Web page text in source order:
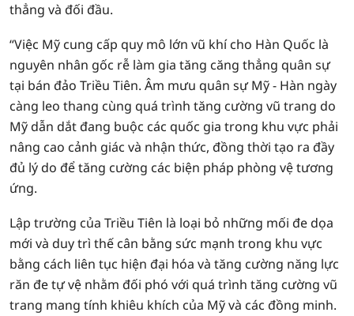
thẳng và đối đầu.
“Việc Mỹ cung cấp quy mô lớn vũ khí cho Hàn Quốc là
nguyên nhân gốc rễ làm gia tăng căng thẳng quân sự
tại bán đảo Triều Tiên. Âm mưu quân sự Mỹ - Hàn ngày
càng leo thang cùng quá trình tăng cường vũ trang do
Mỹ dẫn dắt đang buộc các quốc gia trong khu vực phải
nâng cao cảnh giác và nhận thức, đồng thời tạo ra đầy
đủ lý do để tăng cường các biện pháp phòng vệ tương
ứng.
Lập trường của Triều Tiên là loại bỏ những mối đe dọa
mới và duy trì thế cân bằng sức mạnh trong khu vực
bằng cách liên tục hiện đại hóa và tăng cường năng lực
răn đe tự vệ nhằm đối phó với quá trình tăng cường vũ
trang mang tính khiêu khích của Mỹ và các đồng minh.